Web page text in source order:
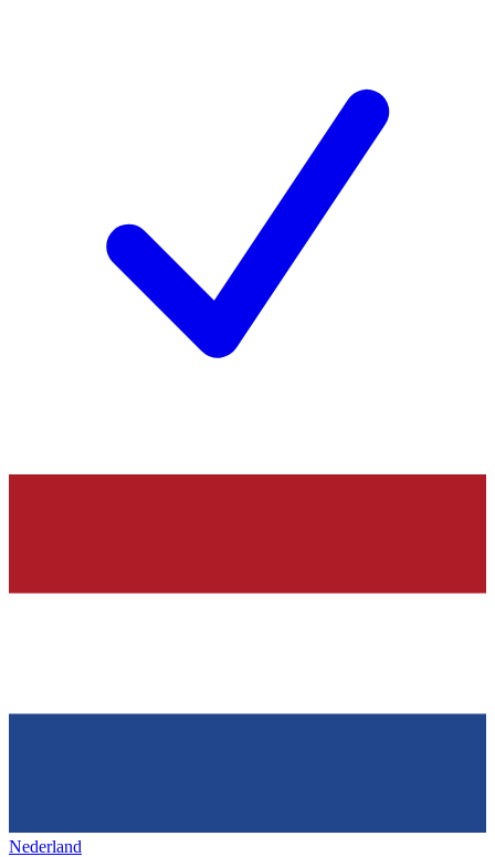
Nederland